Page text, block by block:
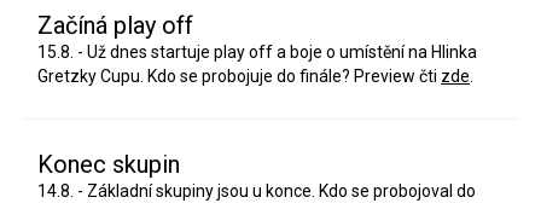
Začíná play off
15.8. - Už dnes startuje play off a boje o umístění na Hlinka
Gretzky Cupu. Kdo se probojuje do finále? Preview čti zde
Konec skupin
14.8. - Základní skupiny jsou u konce. Kdo se probojoval do